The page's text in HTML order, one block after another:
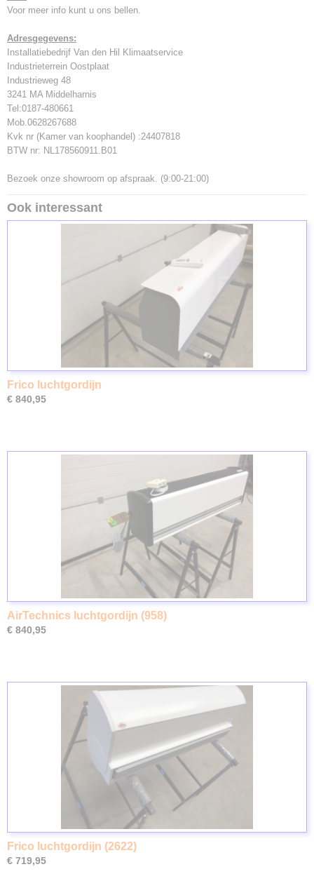
Voor meer info kunt u ons bellen.
Adresgegevens:
Installatiebedrijf Van den Hil Klimaatservice
Industrieterrein Oostplaat
Industrieweg 48
3241 MA Middelharnis
Tel:0187-480661
Mob.0628267688
Kvk nr (Kamer van koophandel) :24407818
BTW nr: NL178560911.B01
Bezoek onze showroom op afspraak. (9:00-21:00)
Ook interessant
Frico luchtgordijn
€ 840,95
AirTechnics luchtgordijn (958)
€ 840,95
Frico luchtgordijn (2622)
€ 719,95